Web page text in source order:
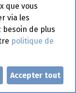
que vous
via les
besoin de plus
politique de
Accepter tout